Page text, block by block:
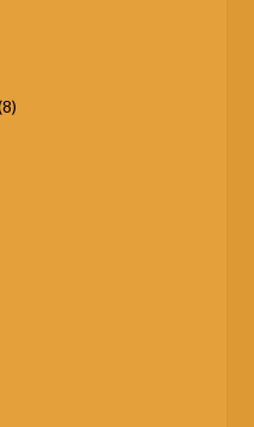
88